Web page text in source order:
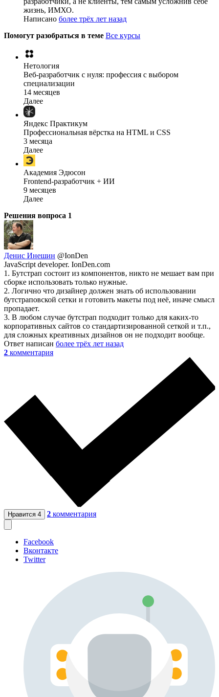
жизнь, ИМХО.
Написано более трёх лет назад
Помогут разобраться в теме Все курсы
Нетология
Веб-разработчик с нуля: профессия с выбором
специализации
14 месяцев
Далее
Яндекс Практикум
Профессиональная вёрстка на HTML и CSS
3 месяца
Далее
Академия Эдюсон
Frontend-разработчик + ИИ
9 месяцев
Далее
Решения вопроса 1
Денис Инешин @IonDen
JavaScript developer. IonDen.com
1. Бутстрап состоит из компонентов, никто не мешает вам при
сборке использовать только нужные.
2. Логично что дизайнер должен знать об использовании
бутстраповской сетки и готовить макеты под неё, иначе смысл
пропадает.
3. В любом случае бутстрап подходит только для каких-то
корпоративных сайтов со стандартизированной сеткой и т.п.,
для сложных креативных дизайнов он не подходит вообще.
Ответ написан более трёх лет назад
2 комментария
Нравится 4 2 комментария
Facebook
Вконтакте
Twitter